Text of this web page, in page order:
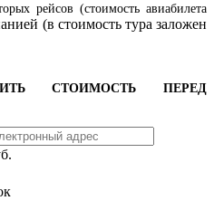
рейсов (стоимость авиабилета
(в стоимость тура заложен
СТОИМОСТЬ ПЕРЕД